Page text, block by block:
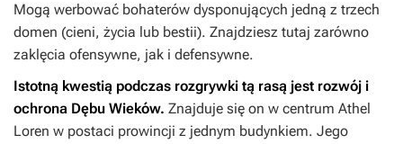
Mogą werbować bohaterów dysponujących jedną z trzech
domen (cieni, życia lub bestii). Znajdziesz tutaj zarówno
zaklęcia ofensywne, jak i defensywne.
Istotną kwestią podczas rozgrywki tą rasą jest rozwój i
ochrona Dębu Wieków. Znajduje się on w centrum Athel
Loren w postaci prowincji z jednym budynkiem. Jego